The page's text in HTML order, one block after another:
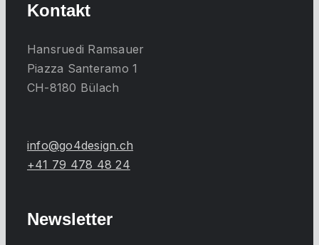
Kontakt
Hansruedi Ramsauer
Piazza Santeramo 1
CH-8180 Bülach
info@go4design.ch
+41 79 478 48 24
Newsletter